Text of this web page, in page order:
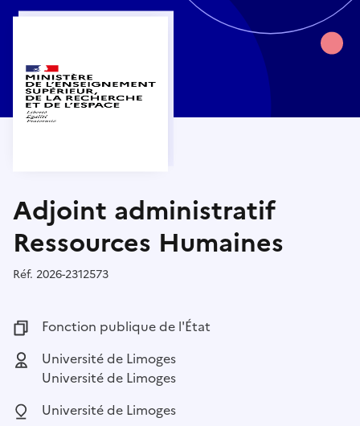
Adjoint administratif
Ressources Humaines
Réf. Référence :
2026-2312573
Fonction publique :
Fonction publique de l'État
Employeur :
Université de Limoges
Université de Limoges
Localisation :
Université de Limoges